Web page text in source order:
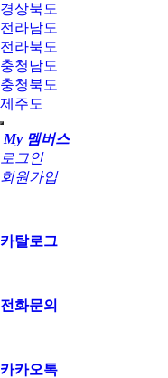
경상북도
전라남도
전라북도
충청남도
충청북도
제주도
My 멤버스
로그인
회원가입
카탈로그
전화문의
카카오톡